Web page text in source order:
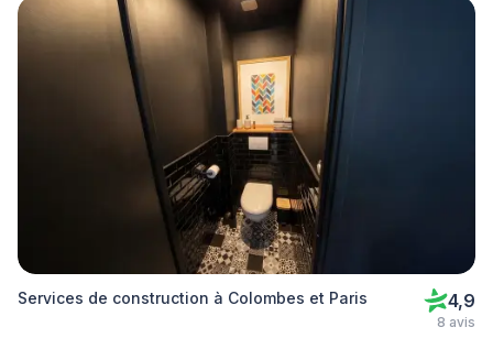
Services de construction à Colombes et Paris 4,9
8 avis